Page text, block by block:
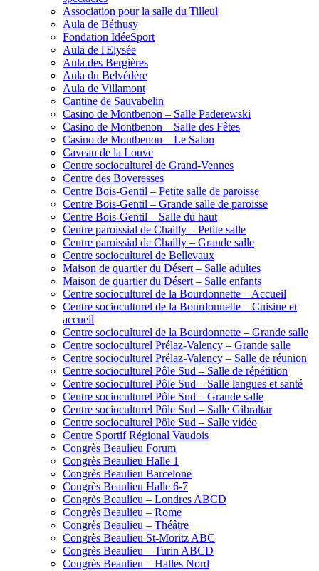
Association pour la salle du Tilleul
Aula de Béthusy
Fondation IdéeSport
Aula de l'Elysée
Aula des Bergières
Aula du Belvédère
Aula de Villamont
Cantine de Sauvabelin
Casino de Montbenon – Salle Paderewski
Casino de Montbenon – Salle des Fêtes
Casino de Montbenon – Le Salon
Caveau de la Louve
Centre socioculturel de Grand-Vennes
Centre des Boveresses
Centre Bois-Gentil – Petite salle de paroisse
Centre Bois-Gentil – Grande salle de paroisse
Centre Bois-Gentil – Salle du haut
Centre paroissial de Chailly – Petite salle
Centre paroissial de Chailly – Grande salle
Centre socioculturel de Bellevaux
Maison de quartier du Désert – Salle adultes
Maison de quartier du Désert – Salle enfants
Centre socioculturel de la Bourdonnette – Accueil
Centre socioculturel de la Bourdonnette – Cuisine et
accueil
Centre socioculturel de la Bourdonnette – Grande salle
Centre socioculturel Prélaz-Valency – Grande salle
Centre socioculturel Prélaz-Valency – Salle de réunion
Centre socioculturel Pôle Sud – Salle de répétition
Centre socioculturel Pôle Sud – Salle langues et santé
Centre socioculturel Pôle Sud – Grande salle
Centre socioculturel Pôle Sud – Salle Gibraltar
Centre socioculturel Pôle Sud – Salle vidéo
Centre Sportif Régional Vaudois
Congrès Beaulieu Forum
Congrès Beaulieu Halle 1
Congrès Beaulieu Barcelone
Congrès Beaulieu Halle 6-7
Congrès Beaulieu – Londres ABCD
Congrès Beaulieu – Rome
Congrès Beaulieu – Théâtre
Congrès Beaulieu St-Moritz ABC
Congrès Beaulieu – Turin ABCD
Congrès Beaulieu – Halles Nord